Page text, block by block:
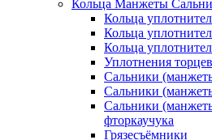
Кольца Манжеты
Кольца
Кольца
Кольца
Уплотнения
Сальники
Сальники
Сальники
фторкаучука
Грязесъёмники